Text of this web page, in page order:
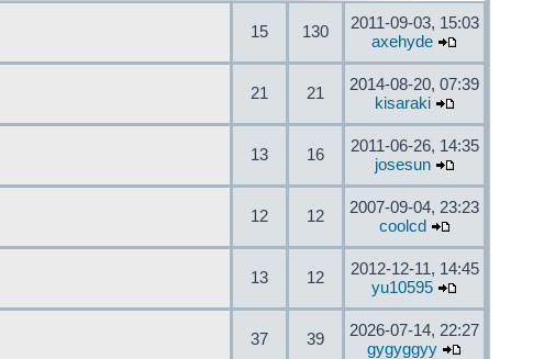
15 130
2011-09-03, 15:03
axehyde
21 21
2014-08-20, 07:39
kisaraki
13 16
2011-06-26, 14:35
josesun
12 12
2007-09-04, 23:23
coolcd
13 12
2012-12-11, 14:45
yu10595
37 39
2026-07-14, 22:27
gygyggyy